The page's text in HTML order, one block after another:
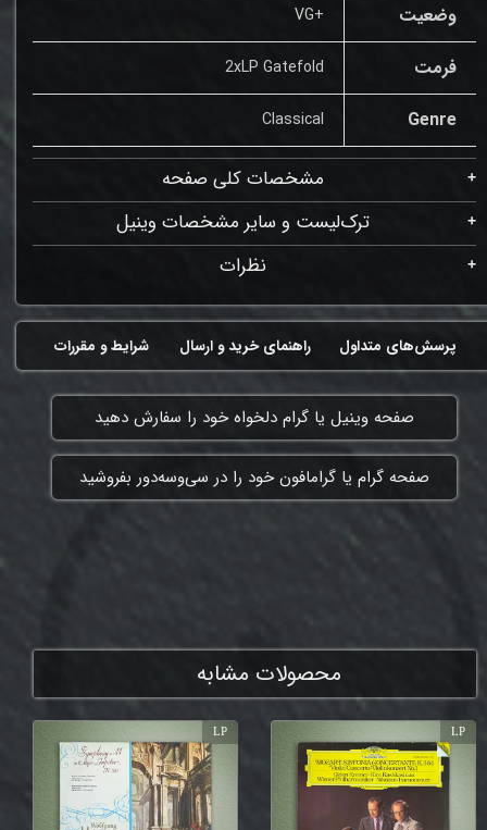
وضعیت +VG
فرمت 2xLP Gatefold
Genre
Classical
مشخصات کلی صفحه
ترک‌لیست و سایر مشخصات وینیل
نظرات
شرایط و مقررات راهنمای خرید و ارسال پرسش‌های متداول
​صفحه وینیل یا گرام دلخواه خود را سفارش دهید
​صفحه گرام یا گرامافون خود را در سی‌وسه‌دور بفروشید
محصولات مشابه
LP
LP